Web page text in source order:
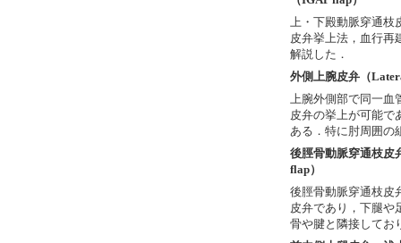
上・下殿動脈穿通
皮弁挙上法，血行再
解説した．
外側上腕皮弁（
上腕外側部で同一
皮弁の挙上が可能で
ある．特に肘周囲の
後脛骨動脈穿通枝
flap）
後脛骨動脈穿通枝皮
皮弁であり，下腿や
骨や腱と隣接してお